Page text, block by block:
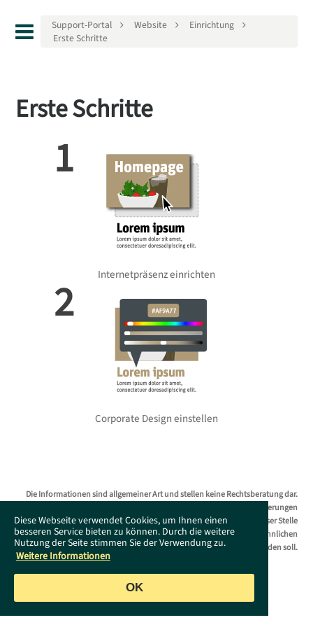
Diese Webseite verwendet Cookies, um Ihnen einen
besseren Service bieten zu können. Durch die weitere
Nutzung der Seite stimmen Sie der Verwendung zu.
Weitere Informationen
OK
Support-Portal Website
Einrichtung
Erste Schritte
Erste Schritte
1
Internetpräsenz einrichten
2
Corporate Design einstellen
Die Informationen sind allgemeiner Art und stellen keine Rechtsberatung dar.
Das Supportportal erhebt keinen Anspruch auf Vollständigkeit. Änderungen
bleiben ohne Vorankündigung jederzeit vorbehalten. Es wird an dieser Stelle
darauf hingewiesen, dass die ausschließliche Verwendung der männlichen
Form geschlechtsunabhängig verstanden werden soll.